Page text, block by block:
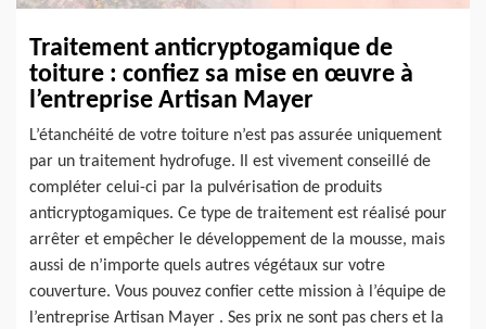
Traitement anticryptogamique de
toiture : confiez sa mise en œuvre à
l’entreprise Artisan Mayer
L’étanchéité de votre toiture n’est pas assurée uniquement
par un traitement hydrofuge. Il est vivement conseillé de
compléter celui-ci par la pulvérisation de produits
anticryptogamiques. Ce type de traitement est réalisé pour
arrêter et empêcher le développement de la mousse, mais
aussi de n’importe quels autres végétaux sur votre
couverture. Vous pouvez confier cette mission à l’équipe de
l’entreprise Artisan Mayer . Ses prix ne sont pas chers et la